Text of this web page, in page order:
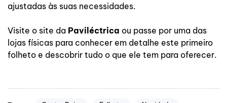
ajustadas às suas necessidades.
Visite o site da Paviléctrica ou passe por uma das
lojas físicas para conhecer em detalhe este primeiro
folheto e descobrir tudo o que ele tem para oferecer.